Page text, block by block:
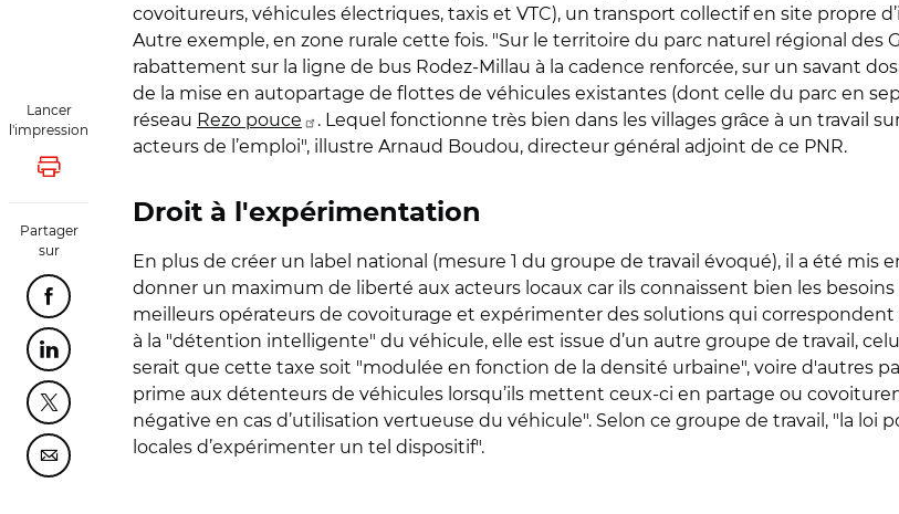
Lancer
l'impression
Lancer l'impression
Partager
sur
Partager cette page sur Facebook
Partager cette page sur Linkedin
Partager cette page sur Twitter
Partager cette page sur Courriel
covoitureurs, véhicules électriques, taxis et VTC), un transport collectif en site propre
Autre exemple, en zone rurale cette fois. "Sur le territoire du parc naturel régional des
rabattement sur la ligne de bus Rodez-Millau à la cadence renforcée, sur un savant
de la mise en autopartage de flottes de véhicules existantes (dont celle du parc en
réseau Rezo pouce
. Lequel fonctionne très bien dans les villages grâce à un travail
acteurs de l’emploi", illustre Arnaud Boudou, directeur général adjoint de ce PNR.
Droit à l'expérimentation
En plus de créer un label national (mesure 1 du groupe de travail évoqué), il a été mis
donner un maximum de liberté aux acteurs locaux car ils connaissent bien les
meilleurs opérateurs de covoiturage et expérimenter des solutions qui correspondent
à la "détention intelligente" du véhicule, elle est issue d’un autre groupe de travail,
serait que cette taxe soit "modulée en fonction de la densité urbaine", voire d'autres
prime aux détenteurs de véhicules lorsqu’ils mettent ceux-ci en partage ou
négative en cas d’utilisation vertueuse du véhicule". Selon ce groupe de travail, "la loi
locales d’expérimenter un tel dispositif".